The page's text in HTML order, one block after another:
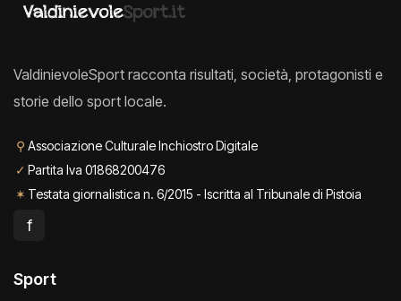
ValdinievoleSport racconta risultati, società, protagonisti e
storie dello sport locale.
⚲ Associazione Culturale Inchiostro Digitale
✓ Partita Iva 01868200476
✶ Testata giornalistica n. 6/2015 - Iscritta al Tribunale di Pistoia
f
Sport